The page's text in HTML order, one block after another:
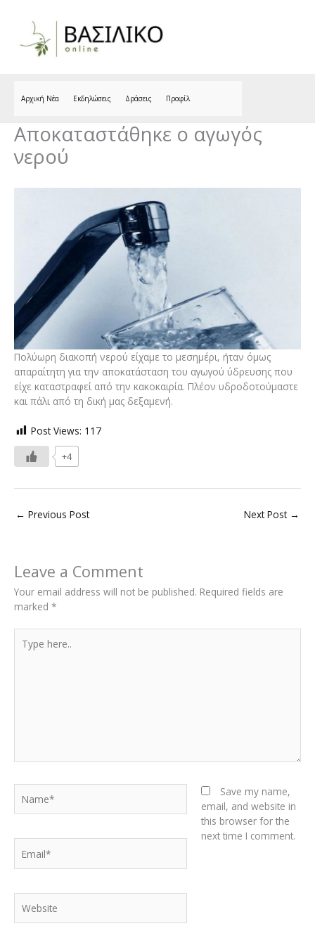
Αρχική Νέα Εκδηλώσεις Δράσεις Προφίλ
Αποκαταστάθηκε ο αγωγός
νερού
Πολύωρη διακοπή νερού είχαμε το μεσημέρι, ήταν όμως
απαραίτητη για την αποκατάσταση του αγωγού ύδρευσης που
είχε καταστραφεί από την κακοκαιρία. Πλέον υδροδοτούμαστε
και πάλι από τη δική μας δεξαμενή.
Post Views: 117
+4
← Previous Post Next Post →
Leave a Comment
Your email address will not be published. Required fields are
marked *
here..
Save my name,
email, and website in
this browser for the
next time I comment.